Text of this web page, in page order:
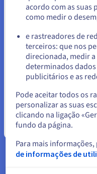
O Google Workspace
por mês. O Dropbox
Para uma equipa de
custam entre 30 a 75
da OVHcloud com uma
ilimitados. Adicione um
proteção de dados, com
empresarial.
O Ecossistema da
A Nextcloud App Store
Nextcloud Office permite
de ficheiros .docx, .xlsx e
Ficar no website
Selecionar outro
acordo com as suas
como medir o
e rastreadores de
terceiros: que nos
direcionada, medir
determinados
publicitários e as
Pode aceitar todos os
personalizar as suas
clicando na ligação
fundo da página.
Para mais
de informações de